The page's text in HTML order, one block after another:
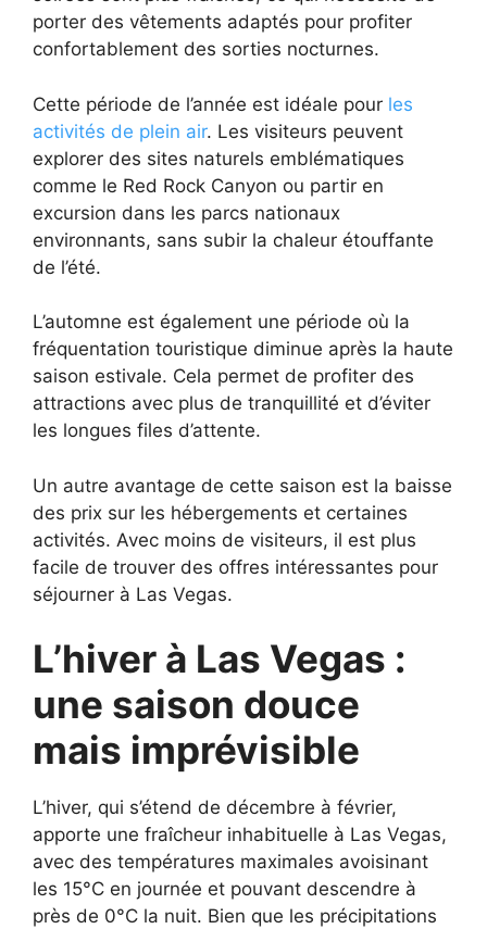
porter des vêtements adaptés pour profiter
confortablement des sorties nocturnes.
Cette période de l’année est idéale pour les
activités de plein air. Les visiteurs peuvent
explorer des sites naturels emblématiques
comme le Red Rock Canyon ou partir en
excursion dans les parcs nationaux
environnants, sans subir la chaleur étouffante
de l’été.
L’automne est également une période où la
fréquentation touristique diminue après la haute
saison estivale. Cela permet de profiter des
attractions avec plus de tranquillité et d’éviter
les longues files d’attente.
Un autre avantage de cette saison est la baisse
des prix sur les hébergements et certaines
activités. Avec moins de visiteurs, il est plus
facile de trouver des offres intéressantes pour
séjourner à Las Vegas.
L’hiver à Las Vegas :
une saison douce
mais imprévisible
L’hiver, qui s’étend de décembre à février,
apporte une fraîcheur inhabituelle à Las Vegas,
avec des températures maximales avoisinant
les 15°C en journée et pouvant descendre à
près de 0°C la nuit. Bien que les précipitations